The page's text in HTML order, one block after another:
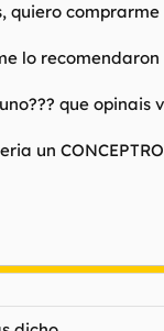
quiero comprarme
lo
que opinais
un